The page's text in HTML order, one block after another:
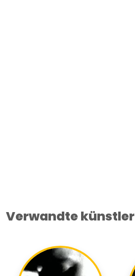
Verwandte künstler